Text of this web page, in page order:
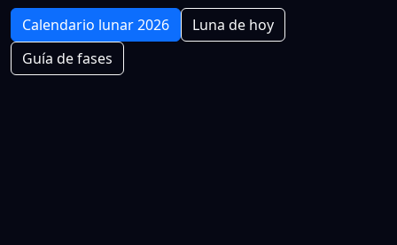
Calendario lunar 2026
Luna de hoy
Guía de fases